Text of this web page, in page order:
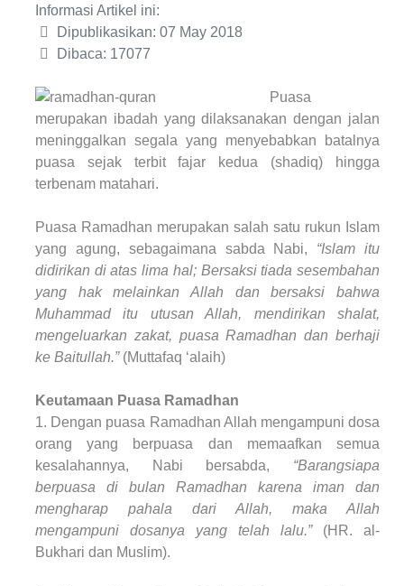
Informasi Artikel ini:
Dipublikasikan: 07 May 2018
Dibaca: 17077
Puasa
merupakan ibadah yang dilaksanakan dengan jalan
meninggalkan segala yang menyebabkan batalnya
puasa sejak terbit fajar kedua (shadiq) hingga
terbenam matahari.
Puasa Ramadhan merupakan salah satu rukun Islam
yang agung, sebagaimana sabda Nabi, “Islam itu
didirikan di atas lima hal; Bersaksi tiada sesembahan
yang hak melainkan Allah dan bersaksi bahwa
Muhammad itu utusan Allah, mendirikan shalat,
mengeluarkan zakat, puasa Ramadhan dan berhaji
ke Baitullah.”(Muttafaq ‘alaih)
Keutamaan Puasa Ramadhan
1. Dengan puasa Ramadhan Allah mengampuni dosa
orang yang berpuasa dan memaafkan semua
kesalahannya, Nabi bersabda, “Barangsiapa
berpuasa di bulan Ramadhan karena iman dan
mengharap pahala dari Allah, maka Allah
mengampuni dosanya yang telah lalu.”(HR. al-
Bukhari dan Muslim).